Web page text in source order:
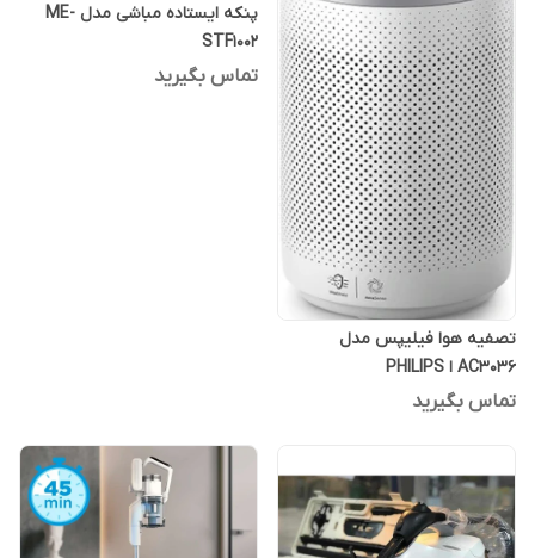
تصفیه هوا فیلیپس مدل
AC3036 ا PHILIPS
تماس بگیرید
پنکه ایستاده مباشی مدل ME-
STF1002
تماس بگیرید